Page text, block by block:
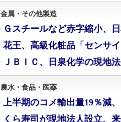
金属・その他製造
Ｇスチールなど赤字縮小、
花王、高級化粧品「センサ
ＪＢＩＣ、日泉化学の現地
農水・食品・医薬
上半期のコメ輸出量19％減
くら寿司が現地法人設立、